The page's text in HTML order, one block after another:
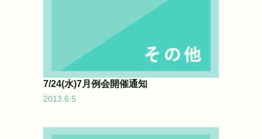
7/24(水)7月例会開催通知
2013.6.5